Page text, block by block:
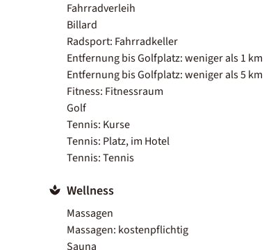
Fahrradverleih
Billard
Radsport: Fahrradkeller
Entfernung bis Golfplatz: weniger als 1 km
Entfernung bis Golfplatz: weniger als 5 km
Fitness: Fitnessraum
Golf
Tennis: Kurse
Tennis: Platz, im Hotel
Tennis: Tennis
Wellness
Massagen
Massagen: kostenpflichtig
Sauna